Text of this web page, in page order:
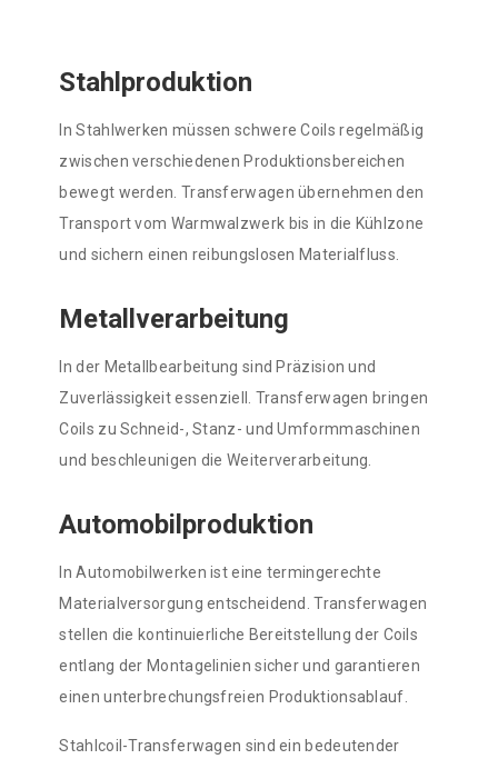
Stahlproduktion
In Stahlwerken müssen schwere Coils regelmäßig
zwischen verschiedenen Produktionsbereichen
bewegt werden. Transferwagen übernehmen den
Transport vom Warmwalzwerk bis in die Kühlzone
und sichern einen reibungslosen Materialfluss.
Metallverarbeitung
In der Metallbearbeitung sind Präzision und
Zuverlässigkeit essenziell. Transferwagen bringen
Coils zu Schneid-, Stanz- und Umformmaschinen
und beschleunigen die Weiterverarbeitung.
Automobilproduktion
In Automobilwerken ist eine termingerechte
Materialversorgung entscheidend. Transferwagen
stellen die kontinuierliche Bereitstellung der Coils
entlang der Montagelinien sicher und garantieren
einen unterbrechungsfreien Produktionsablauf.
Stahlcoil-Transferwagen sind ein bedeutender